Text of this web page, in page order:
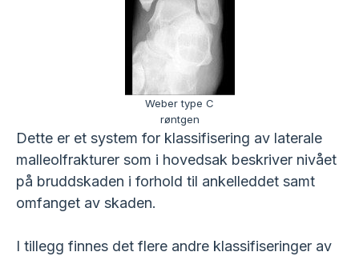
Weber type C
røntgen
Dette er et system for klassifisering av laterale
malleolfrakturer som i hovedsak beskriver nivået
på bruddskaden i forhold til ankelleddet samt
omfanget av skaden.
I tillegg finnes det flere andre klassifiseringer av